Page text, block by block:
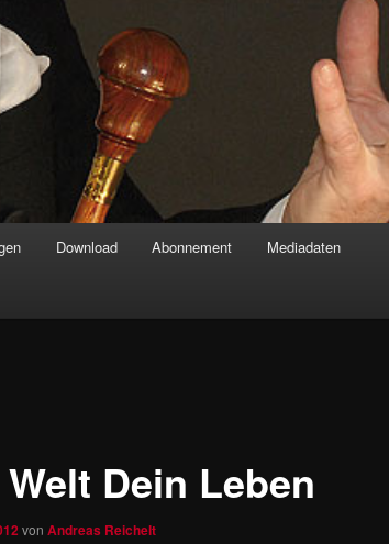
Download Abonnement Mediadaten
Dein Leben
von Andreas Reichelt